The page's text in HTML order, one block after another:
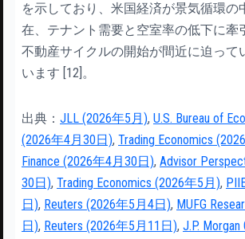
を示しており、米国経済が景気循環の
在、テナント需要と空室率の低下に牽
不動産サイクルの開始が間近に迫って
います [12]。
出典： JLL (2026年5月), U.S. Bureau of
(2026年4月30日), Trading Economics
Finance (2026年4月30日), Advisor
30日), Trading Economics (2026年5月),
日), Reuters (2026年5月4日), MUFG
日), Reuters (2026年5月11日), J.P. Morgan